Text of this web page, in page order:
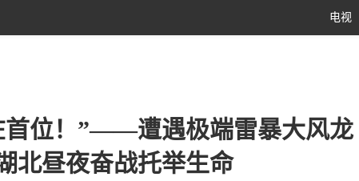
电视
首位！”——遭遇极端雷暴大风龙
北昼夜奋战托举生命